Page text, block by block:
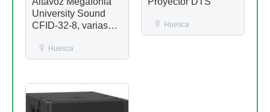
University Sound
CFID-32-8, varias
disponibles
Huesca
Huesca